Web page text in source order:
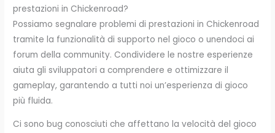
prestazioni in Chickenroad?
Possiamo segnalare problemi di prestazioni in Chickenroad
tramite la funzionalità di supporto nel gioco o unendoci ai
forum della community. Condividere le nostre esperienze
aiuta gli sviluppatori a comprendere e ottimizzare il
gameplay, garantendo a tutti noi un’esperienza di gioco
più fluida.
Ci sono bug conosciuti che affettano la velocità del gioco